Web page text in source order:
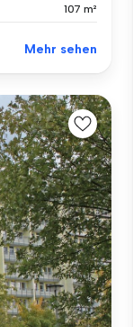
107 m²
Mehr sehen